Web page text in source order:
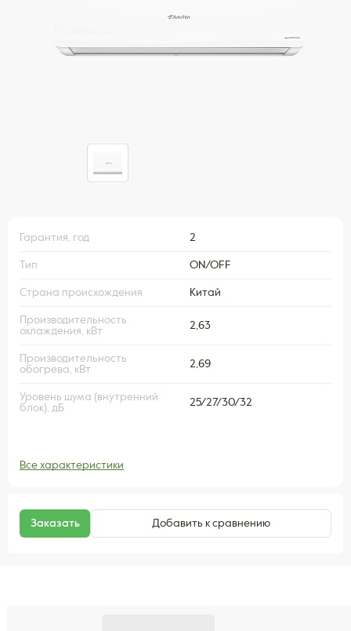
Гарантия, год 2
Тип ON/OFF
Страна происхождения Китай
Производительность
охлаждения, кВт
2,63
Производительность
обогрева, кВт
2,69
Уровень шума (внутренний
блок), дБ
25/27/30/32
Все характеристики
Заказать Добавить к сравнению